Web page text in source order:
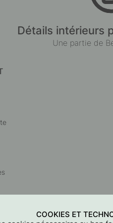
Détails intérieurs
Une partie de
COOKIES ET